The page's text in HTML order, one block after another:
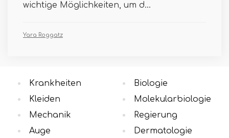
wichtige Möglichkeiten, um d...
Yara Roggatz
Krankheiten
Kleiden
Mechanik
Auge
Biologie
Molekularbiologie
Regierung
Dermatologie